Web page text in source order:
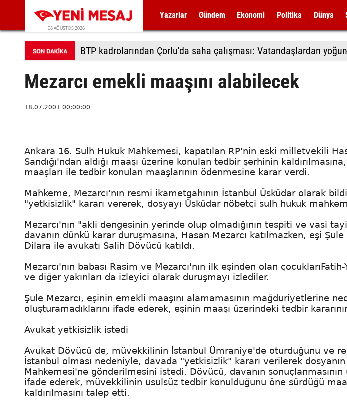
08 AĞUSTOS 2026
Yazarlar Gündem Ekonomi Politika Dünya
BTP kadrolarından Çorlu'da saha çalışması: Vatandaşlardan
Mezarcı emekli maaşını alabilecek
18.07.2001 00:00:00
Ankara 16. Sulh Hukuk Mahkemesi, kapatılan RP'nin eski milletvekili
Sandığı'ndan aldığı maaşı üzerine konulan tedbir şerhinin
maaşları ile tedbir konulan maaşlarının ödenmesine karar verdi.
Mahkeme, Mezarcı'nın resmi ikametgahının İstanbul Üsküdar olarak
"yetkisizlik" kararı vererek, dosyayı Üsküdar nöbetçi sulh hukuk
Mezarcı'nın "akli dengesinin yerinde olup olmadığının tespiti ve vasi
davanın dünkü karar duruşmasına, Hasan Mezarcı katılmazken, eşi
Dilara ile avukatı Salih Dövücü katıldı.
Mezarcı'nın babası Rasim ve Mezarcı'nın ilk eşinden olan
ve diğer yakınları da izleyici olarak duruşmayı izlediler.
Şule Mezarcı, eşinin emekli maaşını alamamasının mağduriyetlerine
oluşturamadıklarını ifade ederek, eşinin maaşı üzerindeki tedbir
Avukat yetkisizlik istedi
Avukat Dövücü de, müvekkilinin İstanbul Ümraniye'de oturduğunu ve
İstanbul olması nedeniyle, davada "yetkisizlik" kararı verilerek
Mahkemesi'ne gönderilmesini istedi. Dövücü, davanın sonuçlanmasının
ifade ederek, müvekkilinin usulsüz tedbir konulduğunu öne sürdüğü
kaldırılmasını talep etti.